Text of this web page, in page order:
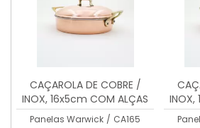
CAÇAROLA DE COBRE /
INOX, 16x5cm COM ALÇAS
DE LATÃO MACIÇO, 1 litro
Panelas Warwick / CA165
INOX,
DE